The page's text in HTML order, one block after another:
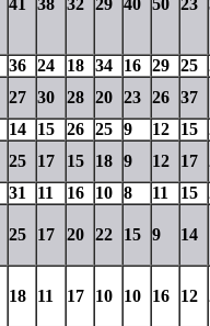
36 24 18 34 16 29 25
27 30 28 20 23 26 37
14 15 26 25 9 12 15
25 17 15 18 9 12 17
31 11 16 10 8 11 15
25 17 20 22 15 9 14
18 11 17 10 10 16 12